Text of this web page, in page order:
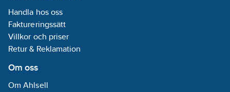
Handla hos oss
Faktureringssätt
Villkor och priser
Retur & Reklamation
Om oss
Om Ahlsell